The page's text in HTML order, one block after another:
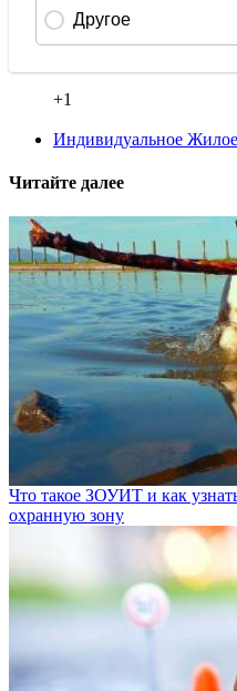
+1
Индивидуальное
Читайте далее
Что такое ЗОУИТ и как
охранную зону